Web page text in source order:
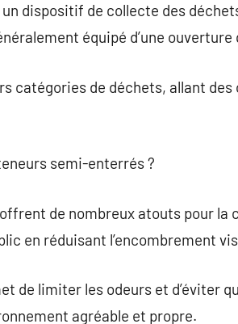
dispositif de collecte des
équipé d’une
catégories de déchets, allant
semi-enterrés ?
de nombreux atouts pour la
en réduisant l’encombrement
de limiter les odeurs et d’éviter
agréable et propre.